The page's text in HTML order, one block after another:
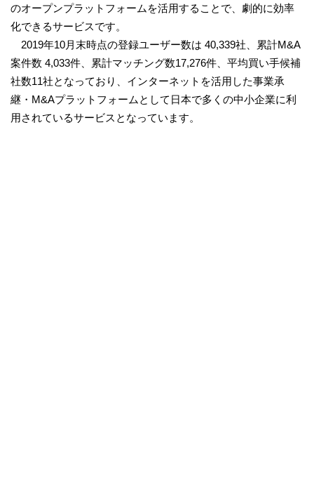
のオープンプラットフォームを活用することで、劇的に効率
化できるサービスです。
2019年10月末時点の登録ユーザー数は 40,339社、累計M&A
案件数 4,033件、累計マッチング数17,276件、平均買い手候補
社数11社となっており、インターネットを活用した事業承
継・M&Aプラットフォームとして日本で多くの中小企業に利
用されているサービスとなっています。